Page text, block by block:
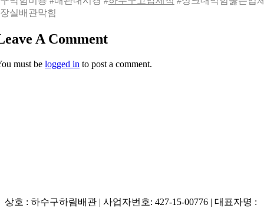
실배관막힘
A Comment
must be logged in to post a comment.
상호 : 하수구하림배관 | 사업자번호: 427-15-00776 | 대표자명 :